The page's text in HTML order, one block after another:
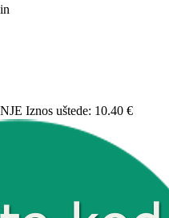
Iznos uštede: 10.40 €